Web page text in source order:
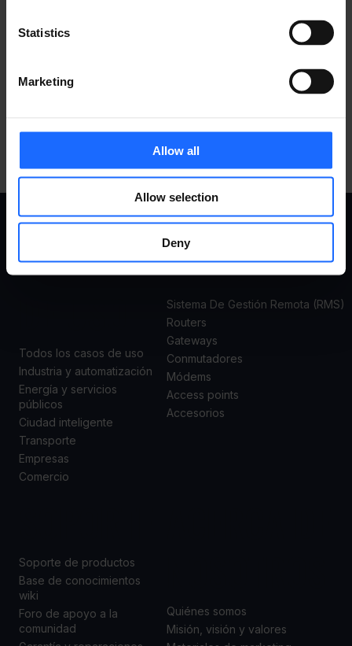
Statistics
Marketing
Allow all
Allow selection
Deny
ACCESORIOS
COMPATIBLES
CASOS
Todos los casos de uso
Industria y automatización
Energía y servicios
públicos
Ciudad inteligente
Transporte
Empresas
Comercio
PRODUCTOS
Sistema De Gestión Remota (RMS)
Routers
Gateways
Conmutadores
Módems
Access points
Accesorios
Soporte de productos
Base de conocimientos
wiki
Foro de apoyo a la
comunidad
Quiénes somos
Misión, visión y valores